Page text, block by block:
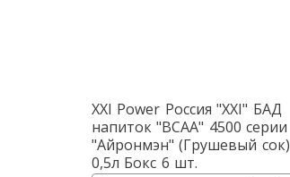
XXI Power Россия "XXI" БАД
напиток "BCAA" 4500 серии
"Айронмэн" (Грушевый сок)
0,5л Бокс 6 шт.